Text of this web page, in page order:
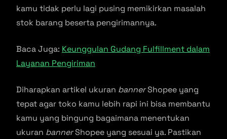
kamu tidak perlu lagi pusing memikirkan masalah
stok barang beserta pengirimannya.
Baca Juga: Keunggulan Gudang Fulfillment dalam
Layanan Pengiriman
Diharapkan artikel ukuran bannerShopee yang
tepat agar toko kamu lebih rapi ini bisa membantu
kamu yang bingung bagaimana menentukan
ukuran bannerShopee yang sesuai ya. Pastikan